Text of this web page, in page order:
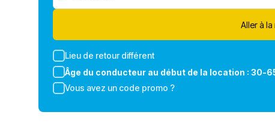
Aller à
Lieu de retour différent
Âge du conducteur au début de la location : 30-
Vous avez un code promo ?